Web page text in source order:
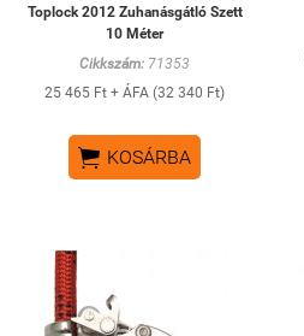
Toplock 2012 Zuhanásgátló Szett
10 Méter
Cikkszám: 71353
25 465 Ft + ÁFA (32 340 Ft)
 KOSÁRBA